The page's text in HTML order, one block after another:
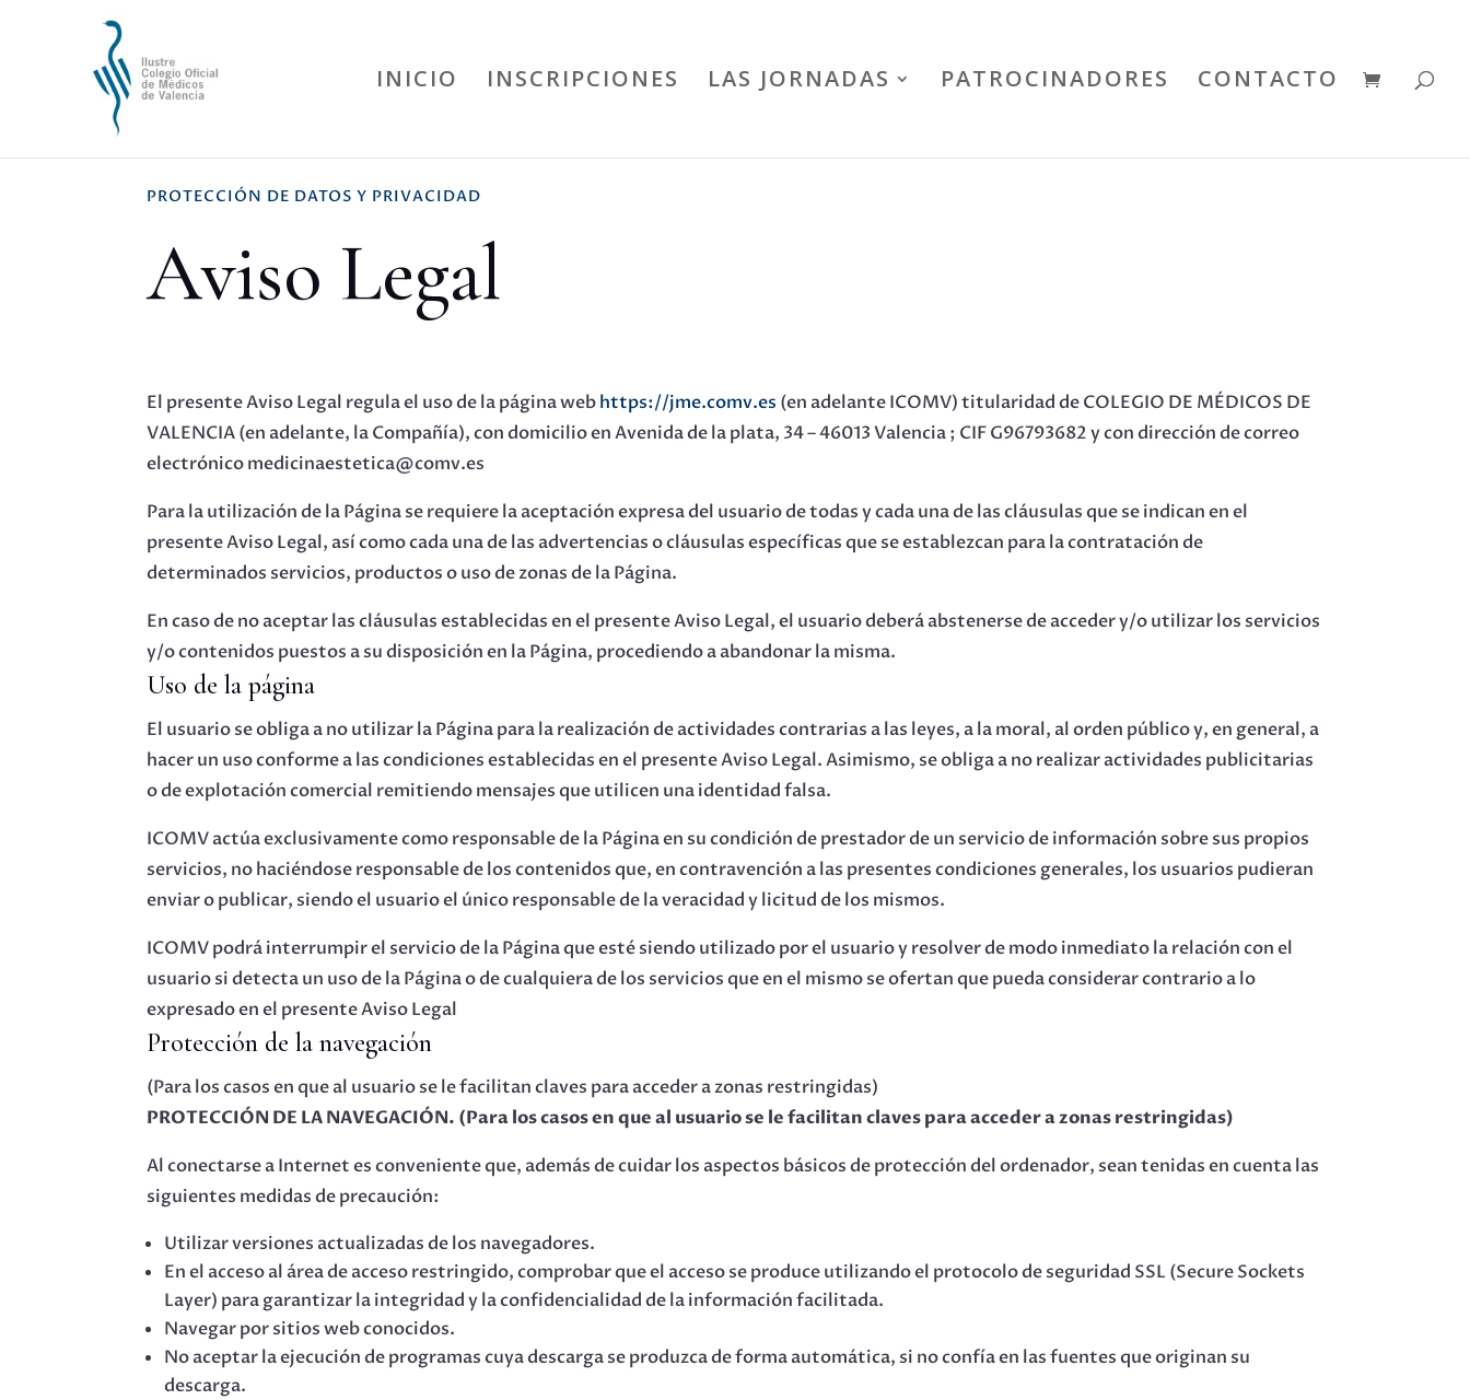
INICIO INSCRIPCIONES LAS JORNADAS PATROCINADORES CONTACTO
PROTECCIÓN DE DATOS Y PRIVACIDAD
Aviso Legal
El presente Aviso Legal regula el uso de la página webhttps://jme.comv.es (en adelante ICOMV) titularidad de COLEGIO DE MÉDICOS DE
VALENCIA (en adelante, la Compañía), con domicilio en Avenida de la plata, 34 – 46013 Valencia ; CIF G96793682 y con dirección de correo
electrónico medicinaestetica@comv.es
Para la utilización de la Página se requiere la aceptación expresa del usuario de todas y cada una de las cláusulas que se indican en el
presente Aviso Legal, así como cada una de las advertencias o cláusulas específicas que se establezcan para la contratación de
determinados servicios, productos o uso de zonas de la Página.
En caso de no aceptar las cláusulas establecidas en el presente Aviso Legal, el usuario deberá abstenerse de acceder y/o utilizar los servicios
y/o contenidos puestos a su disposición en la Página, procediendo a abandonar la misma.
Uso de la página
El usuario se obliga a no utilizar la Página para la realización de actividades contrarias a las leyes, a la moral, al orden público y, en general, a
hacer un uso conforme a las condiciones establecidas en el presente Aviso Legal. Asimismo, se obliga a no realizar actividades publicitarias
o de explotación comercial remitiendo mensajes que utilicen una identidad falsa.
ICOMV actúa exclusivamente como responsable de la Página en su condición de prestador de un servicio de información sobre sus propios
servicios, no haciéndose responsable de los contenidos que, en contravención a las presentes condiciones generales, los usuarios pudieran
enviar o publicar, siendo el usuario el único responsable de la veracidad y licitud de los mismos.
ICOMV podrá interrumpir el servicio de la Página que esté siendo utilizado por el usuario y resolver de modo inmediato la relación con el
usuario si detecta un uso de la Página o de cualquiera de los servicios que en el mismo se ofertan que pueda considerar contrario a lo
expresado en el presente Aviso Legal
Protección de la navegación
(Para los casos en que al usuario se le facilitan claves para acceder a zonas restringidas)
PROTECCIÓN DE LA NAVEGACIÓN. (Para los casos en que al usuario se le facilitan claves para acceder a zonas restringidas)
Al conectarse a Internet es conveniente que, además de cuidar los aspectos básicos de protección del ordenador, sean tenidas en cuenta las
siguientes medidas de precaución:
Utilizar versiones actualizadas de los navegadores.
En el acceso al área de acceso restringido, comprobar que el acceso se produce utilizando el protocolo de seguridad SSL (Secure Sockets
Layer) para garantizar la integridad y la confidencialidad de la información facilitada.
Navegar por sitios web conocidos.
No aceptar la ejecución de programas cuya descarga se produzca de forma automática, si no confía en las fuentes que originan su
descarga.